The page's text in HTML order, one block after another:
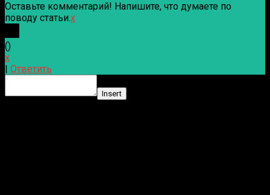
Оставьте комментарий! Напишите, что думаете по
поводу статьи.x
()
x
Ответить
Insert